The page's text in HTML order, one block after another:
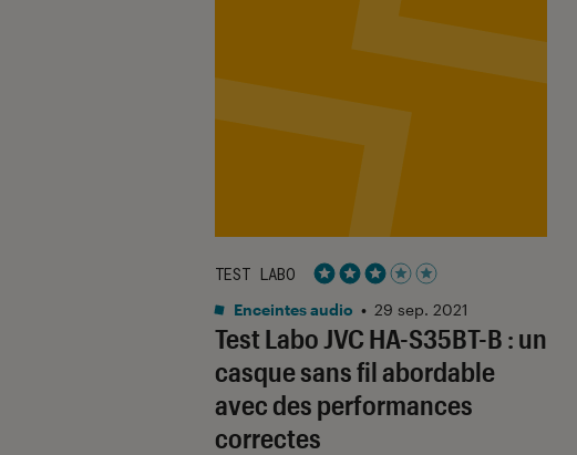
Test Labo JVC HA-S35BT-B : un
casque sans fil abordable
avec des performances
correctes
TEST LABO
Noté 3 étoiles sur 5
Enceintes audio • 29 sep. 2021